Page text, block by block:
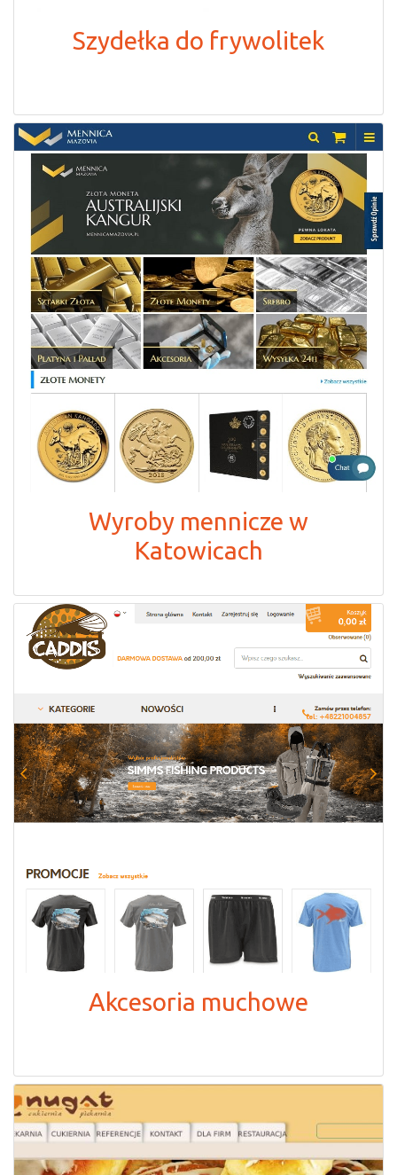
Szydełka do frywolitek
Wyroby mennicze w
Katowicach
Akcesoria muchowe